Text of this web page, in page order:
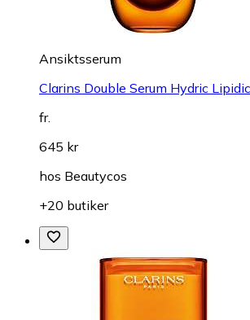
Ansiktsserum
Clarins Double Serum Hydric
fr.
645 kr
hos Beautycos
+20 butiker